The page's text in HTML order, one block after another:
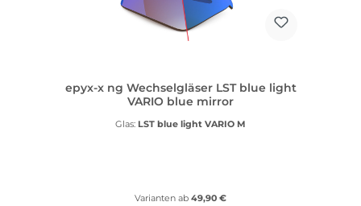
epyx-x ng Wechselgläser LST blue light
VARIO blue mirror
Glas: LST blue light VARIO M
Varianten ab 49,90 €